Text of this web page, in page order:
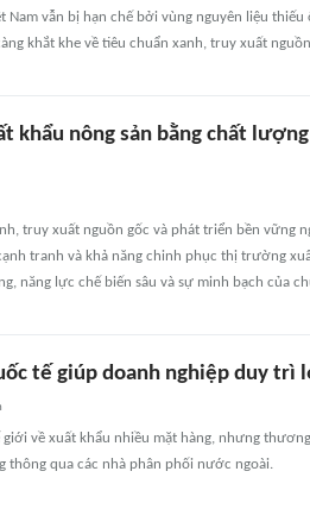
Nam vẫn bị hạn chế bởi vùng nguyên liệu
khắt khe về tiêu chuẩn xanh, truy xuất
khẩu nông sản bằng chất
truy xuất nguồn gốc và phát triển bền vững
tranh và khả năng chinh phục thị trường
năng lực chế biến sâu và sự minh bạch của
tế giúp doanh nghiệp duy trì
giới về xuất khẩu nhiều mặt hàng, nhưng
thông qua các nhà phân phối nước ngoài.